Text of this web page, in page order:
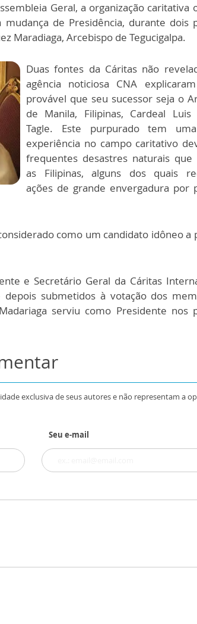
Geral, a organização caritativa
de Presidência, durante dois
Maradiaga, Arcebispo de Tegucigalpa.
Duas fontes da Cáritas não
agência noticiosa CNA
provável que seu sucessor seja o
de Manila, Filipinas, Cardeal Luis
Tagle. Este purpurado tem
experiência no campo caritativo
frequentes desastres naturais que
as Filipinas, alguns dos quais
ações de grande envergadura por
como um candidato idôneo a
e Secretário Geral da Cáritas
submetidos à votação dos
serviu como Presidente nos
exclusiva de seus autores e não representam a
Seu e-mail